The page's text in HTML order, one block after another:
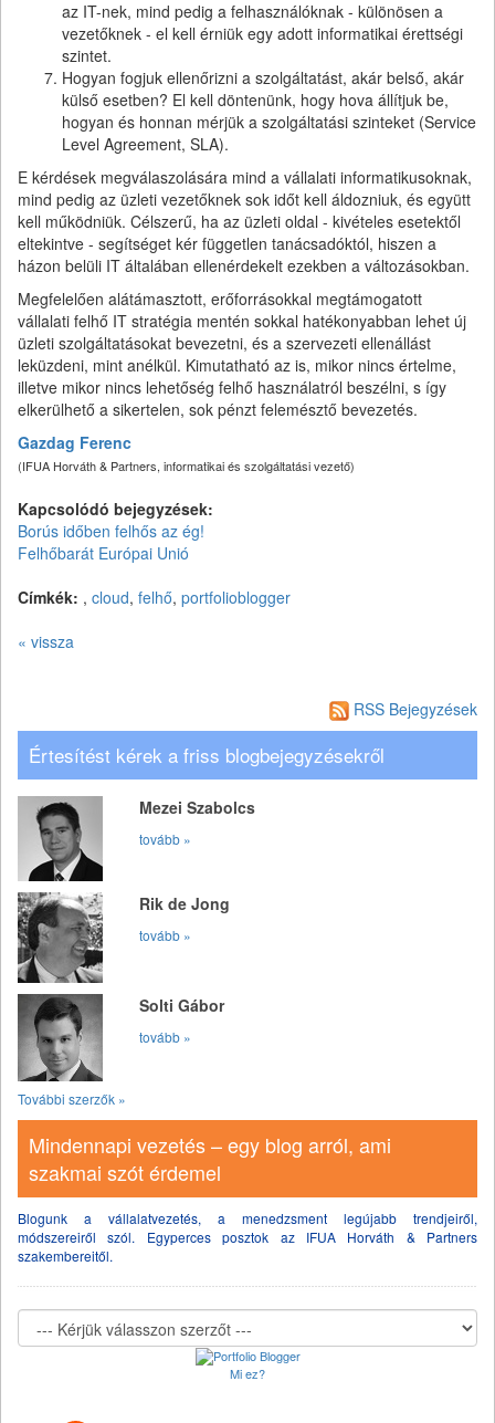
az IT-nek, mind pedig a felhasználóknak - különösen a
vezetőknek - el kell érniük egy adott informatikai érettségi
szintet.
Hogyan fogjuk ellenőrizni a szolgáltatást, akár belső, akár
külső esetben? El kell döntenünk, hogy hova állítjuk be,
hogyan és honnan mérjük a szolgáltatási szinteket (Service
Level Agreement, SLA).
E kérdések megválaszolására mind a vállalati informatikusoknak,
mind pedig az üzleti vezetőknek sok időt kell áldozniuk, és együtt
kell működniük. Célszerű, ha az üzleti oldal - kivételes esetektől
eltekintve - segítséget kér független tanácsadóktól, hiszen a
házon belüli IT általában ellenérdekelt ezekben a változásokban.
Megfelelően alátámasztott, erőforrásokkal megtámogatott
vállalati felhő IT stratégia mentén sokkal hatékonyabban lehet új
üzleti szolgáltatásokat bevezetni, és a szervezeti ellenállást
leküzdeni, mint anélkül. Kimutatható az is, mikor nincs értelme,
illetve mikor nincs lehetőség felhő használatról beszélni, s így
elkerülhető a sikertelen, sok pénzt felemésztő bevezetés.
Gazdag Ferenc
(IFUA Horváth & Partners, informatikai és szolgáltatási vezető)
Kapcsolódó bejegyzések:
Borús időben felhős az ég!
Felhőbarát Európai Unió
Címkék: , cloud, felhő, portfolioblogger
« vissza
RSS Bejegyzések
Értesítést kérek a friss blogbejegyzésekről
Mezei Szabolcs
tovább »
Rik de Jong
tovább »
Solti Gábor
tovább »
További szerzők »
Mindennapi vezetés – egy blog arról, ami
szakmai szót érdemel
Blogunk a vállalatvezetés, a menedzsment legújabb trendjeiről,
módszereiről szól. Egyperces posztok az IFUA Horváth & Partners
szakembereitől.
Mi ez?